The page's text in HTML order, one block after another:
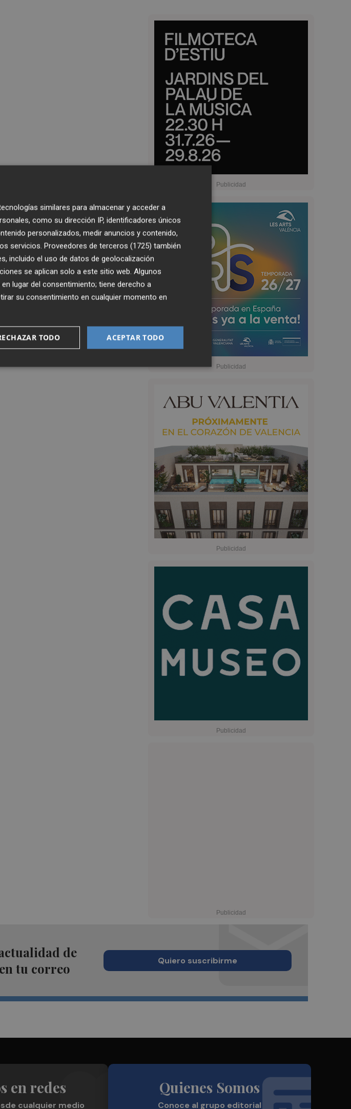
de
tu correo
Quiero suscribirme
en redes
cualquier medio
Quienes Somos
Conoce al grupo editorial
similares para almacenar y acceder a
como su dirección IP, identificadores únicos
personalizados, medir anuncios y contenido,
servicios. Proveedores de terceros (1725) también
incluido el uso de datos de geolocalización
se aplican solo a este sitio web. Algunos
lugar del consentimiento; tiene derecho a
su consentimiento en cualquier momento en
ACEPTAR TODO
TODO